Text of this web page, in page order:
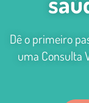
Dê o primeiro
uma Consulta